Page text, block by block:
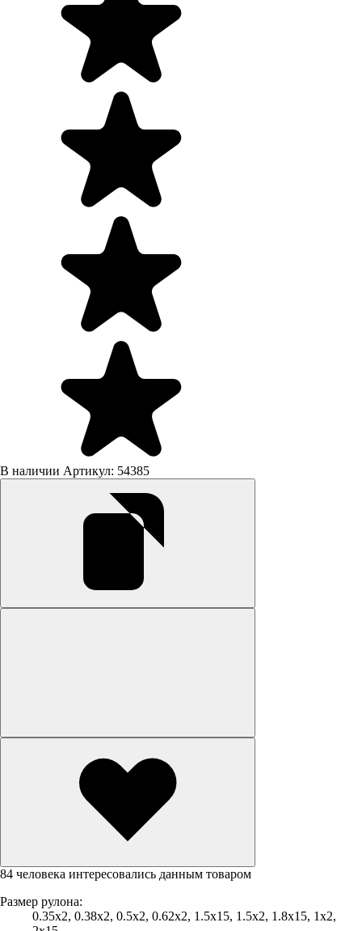
В наличии Артикул: 54385
84 человека интересовались данным товаром
Размер рулона:
0.35х2, 0.38х2, 0.5х2, 0.62х2, 1.5х15, 1.5х2, 1.8х15, 1х2,